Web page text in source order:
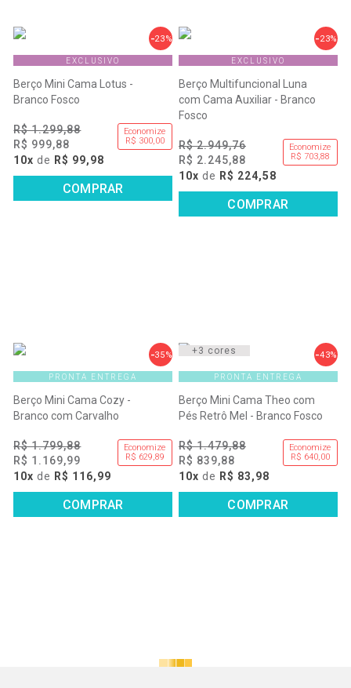
23%
EXCLUSIVO
Berço Mini Cama Lotus -
Branco Fosco
R$ 1.299,88
R$ 999,88
Economize
R$ 300,00
10x de R$ 99,98
COMPRAR
23%
EXCLUSIVO
Berço Multifuncional Luna
com Cama Auxiliar - Branco
Fosco
R$ 2.949,76
R$ 2.245,88
Economize
R$ 703,88
10x de R$ 224,58
COMPRAR
35%
PRONTA ENTREGA
Berço Mini Cama Cozy -
Branco com Carvalho
R$ 1.799,88
R$ 1.169,99
Economize
R$ 629,89
10x de R$ 116,99
COMPRAR
43%
+3 cores
PRONTA ENTREGA
Berço Mini Cama Theo com
Pés Retrô Mel - Branco Fosco
R$ 1.479,88
R$ 839,88
Economize
R$ 640,00
10x de R$ 83,98
COMPRAR